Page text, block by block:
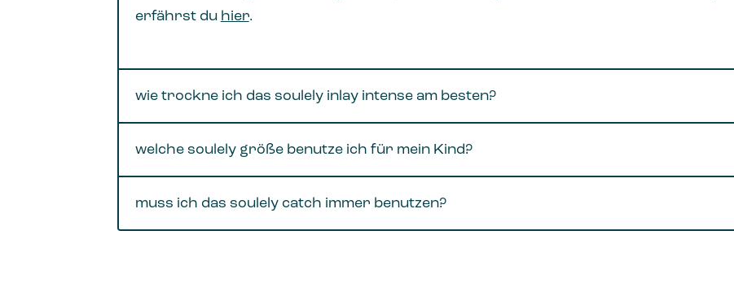
erfährst du hier.
wie trockne ich das soulely inlay intense am besten?
welche soulely größe benutze ich für mein Kind?
muss ich das soulely catch immer benutzen?